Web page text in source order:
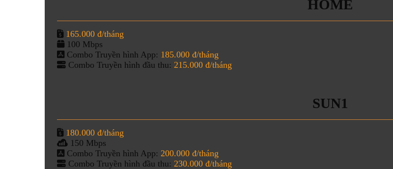
HOME
165.000 đ/tháng
100 Mbps
Combo Truyền hình App: 185.000 đ/tháng
Combo Truyền hình đầu thu: 215.000 đ/tháng
SUN1
180.000 đ/tháng
150 Mbps
Combo Truyền hình App: 200.000 đ/tháng
Combo Truyền hình đầu thu: 230.000 đ/tháng